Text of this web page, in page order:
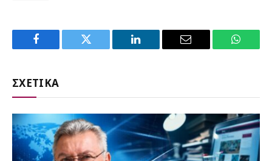
Facebook Twitter LinkedIn Email
ΣΧΕΤΙΚΑ